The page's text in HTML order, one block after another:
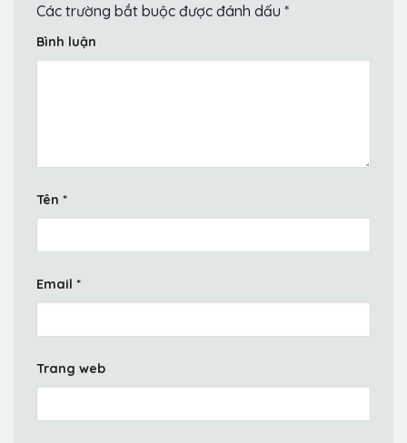
Các trường bắt buộc được đánh dấu *
Bình luận
Tên *
Email *
Trang web